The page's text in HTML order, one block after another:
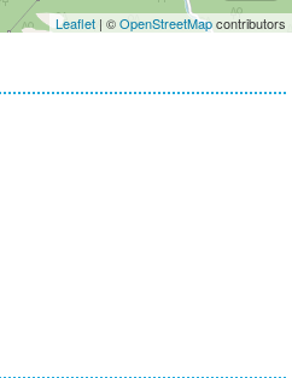
Leaflet | ©OpenStreetMapcontributors